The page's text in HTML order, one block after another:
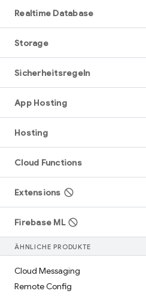
Realtime Database
Storage
Sicherheitsregeln
App Hosting
Hosting
Cloud Functions
Extensions
Firebase ML
ÄHNLICHE PRODUKTE
Cloud Messaging
Remote Config